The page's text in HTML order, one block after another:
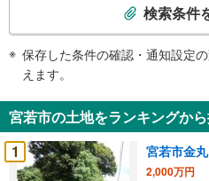
知
を
受
け
検索条件
保存した条件の確認・通知設定
えます。
宮若市の土地をランキングか
1
宮若市金丸
2,000万円